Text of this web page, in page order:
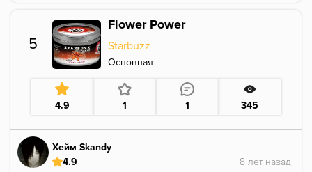
5
Flower Power
Starbuzz
Основная
4.9 1 1 345
Хейм Skandy
4.9